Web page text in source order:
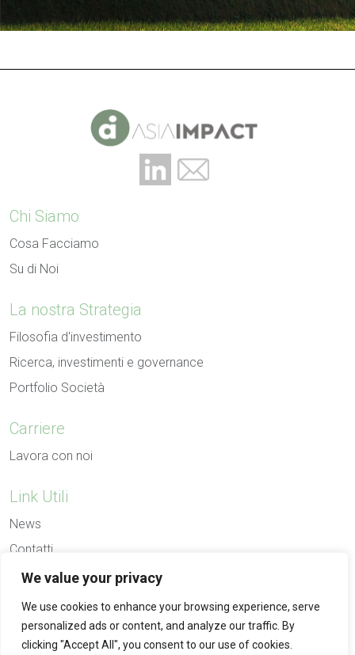
We value your privacy
We use cookies to enhance your browsing experience, serve
personalized ads or content, and analyze our traffic. By
clicking "Accept All", you consent to our use of cookies.
Chi Siamo
Cosa Facciamo
Su di Noi
La nostra Strategia
Filosofia d'investimento
Ricerca, investimenti e governance
Portfolio Società
Carriere
Lavora con noi
Link Utili
News
Contatti
Termini d'utilizzo|Informativa sulla Privacy
Polizza Cookies